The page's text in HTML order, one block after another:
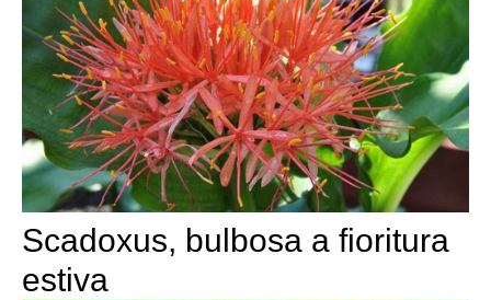
Scadoxus, bulbosa a fioritura
estiva